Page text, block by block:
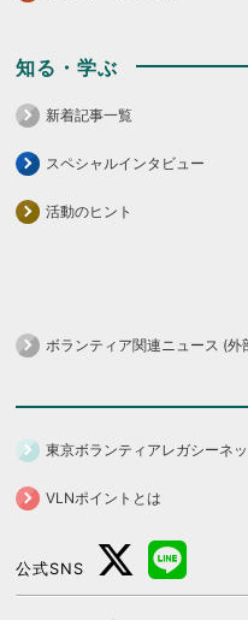
知る・学ぶ
新着記事一覧
スペシャルインタビュー
活動のヒント
ボランティア関連ニュース (外
東京ボランティアレガシーネ
VLNポイントとは
公式SNS